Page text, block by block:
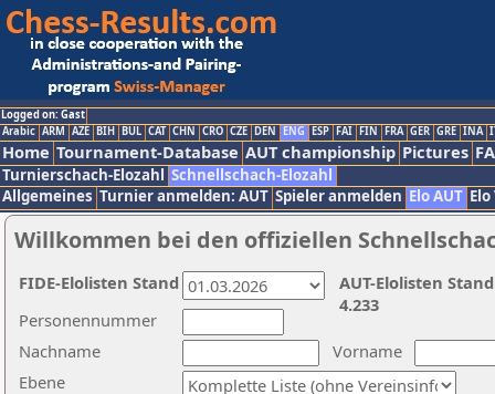
Logged on: Gast
Arabic ARM AZE BIH BUL CAT CHN CRO CZE DEN ENG ESP FAI FIN FRA GER GRE INA
Home Tournament-Database AUT championship Pictures
Turnierschach-Elozahl Schnellschach-Elozahl
Allgemeines Turnier anmelden: AUT Spieler anmelden Elo AUT
Willkommen bei den offiziellen
Nachname
Vorname
Ebene
Personennummer
AUT-Elolisten
4.233
FIDE-Elolisten Stand